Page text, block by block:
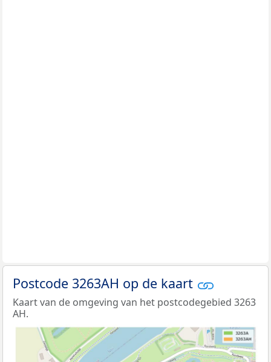
Postcode 3263AH op de kaart
Kaart van de omgeving van het postcodegebied 3263
AH.